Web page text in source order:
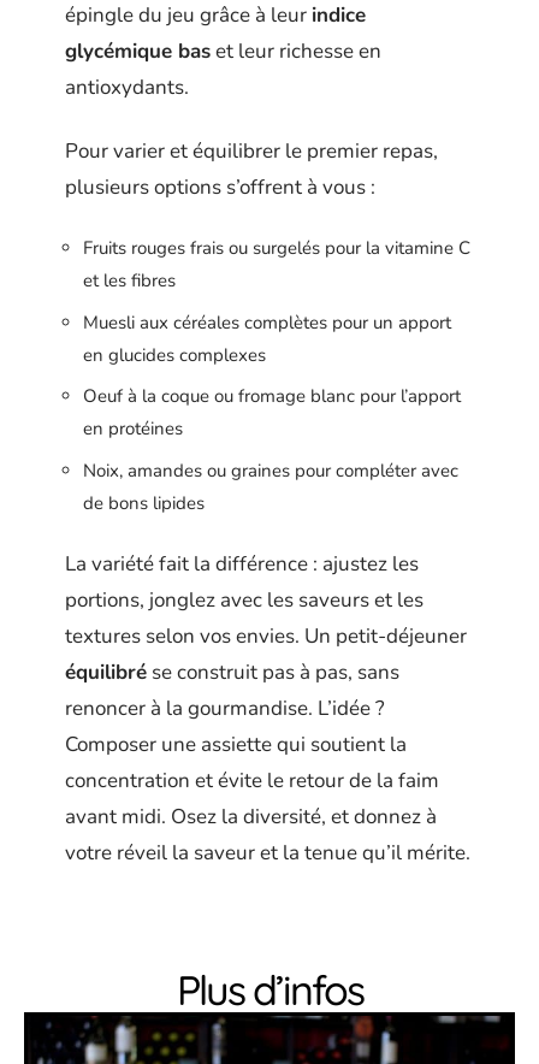
épingle du jeu grâce à leur indice
glycémique baset leur richesse en
antioxydants.
Pour varier et équilibrer le premier repas,
plusieurs options s’offrent à vous :
Fruits rouges frais ou surgelés pour la vitamine C
et les fibres
Muesli aux céréales complètes pour un apport
en glucides complexes
Oeuf à la coque ou fromage blanc pour l’apport
en protéines
Noix, amandes ou graines pour compléter avec
de bons lipides
La variété fait la différence : ajustez les
portions, jonglez avec les saveurs et les
textures selon vos envies. Un petit-déjeuner
équilibré se construit pas à pas, sans
renoncer à la gourmandise. L’idée ?
Composer une assiette qui soutient la
concentration et évite le retour de la faim
avant midi. Osez la diversité, et donnez à
votre réveil la saveur et la tenue qu’il mérite.
Plus d’infos